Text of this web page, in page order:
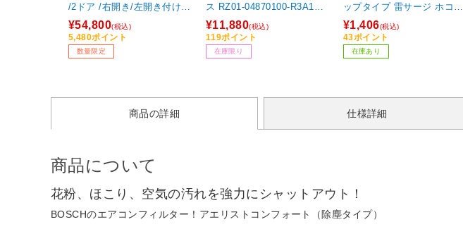
/2ドア /右開き/左開き付け替
えタイプ /2025年］
¥54,800(税込)
5,480ポイント
数量限定
ス RZ01-04870100-R3A1
［光学式 /無線(ワイヤレス)
/9ボタン /Bluetooth・US
B］
¥11,880(税込)
119ポイント
在庫限り
ップタイプ 雷サージ ホコリ
シャッター付 ホワイト ホワ
イト T-KF03-2325WH
¥1,406(税込)
43ポイント
在庫あり
商品の詳細 仕様詳細
商品について
花粉、ほこり、空気の汚れを強力にシャットアウト！
BOSCHのエアコンフィルター！アエリストコンフォート（除塵タイプ）